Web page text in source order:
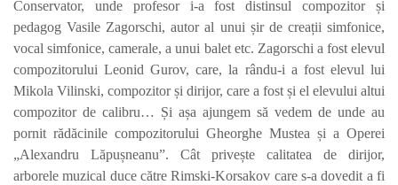
Conservator, unde profesor i-a fost distinsul compozitor și
pedagog Vasile Zagorschi, autor al unui șir de creații simfonice,
vocal simfonice, camerale, a unui balet etc. Zagorschi a fost elevul
compozitorului Leonid Gurov, care, la rându-i a fost elevul lui
Mikola Vilinski, compozitor și dirijor, care a fost și el elevului altui
compozitor de calibru… Și așa ajungem să vedem de unde au
pornit rădăcinile compozitorului Gheorghe Mustea și a Operei
„Alexandru Lăpușneanu”. Cât privește calitatea de dirijor,
arborele muzical duce către Rimski-Korsakov care s-a dovedit a fi